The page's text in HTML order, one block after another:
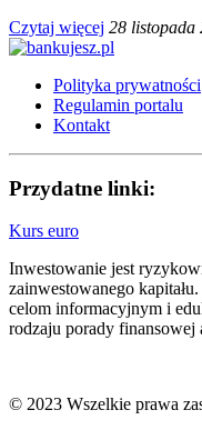
Czytaj więcej 28 listopada
Polityka prywatności
Regulamin portalu
Kontakt
Przydatne linki:
Kurs euro
Inwestowanie jest
zainwestowanego
celom informacyjnym i
rodzaju porady
© 2023 Wszelkie prawa